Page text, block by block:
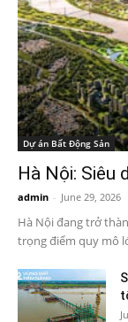
Dự án Bất Động Sản
Hà Nội: Siêu
admin - June 29, 2026
Hà Nội đang trở
trọng điểm quy mô